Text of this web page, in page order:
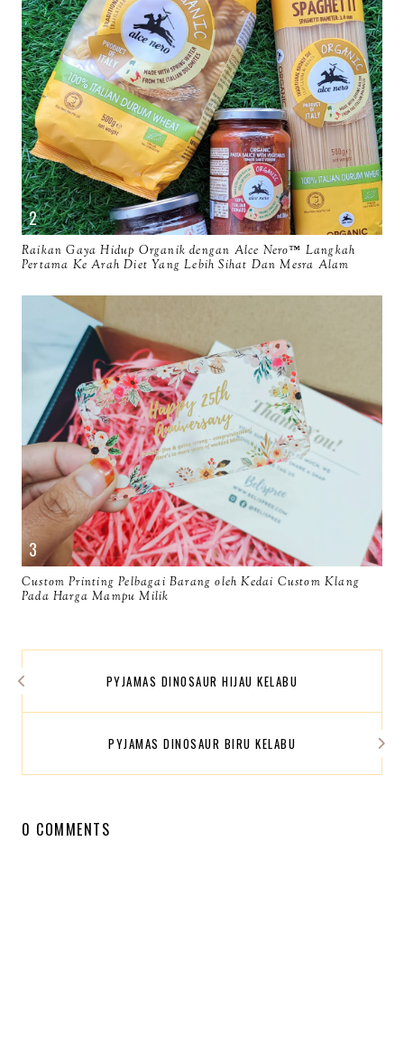
Raikan Gaya Hidup Organik dengan Alce Nero™ Langkah
Pertama Ke Arah Diet Yang Lebih Sihat Dan Mesra Alam
Custom Printing Pelbagai Barang oleh Kedai Custom Klang
Pada Harga Mampu Milik
PYJAMAS DINOSAUR HIJAU KELABU
PYJAMAS DINOSAUR BIRU KELABU
0 COMMENTS